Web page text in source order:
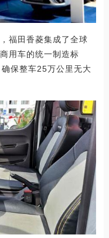
福田香菱集成了全球
用车的统一制造标
保整车25万公里无大